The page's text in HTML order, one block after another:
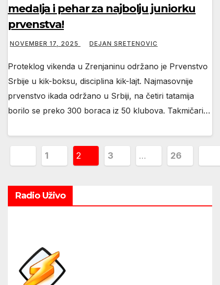
medalja i pehar za najbolju juniorku
prvenstva!
NOVEMBER 17, 2025 DEJAN SRETENOVIC
Proteklog vikenda u Zrenjaninu održano je Prvenstvo
Srbije u kik-boksu, disciplina kik-lajt. Najmasovnije
prvenstvo ikada održano u Srbiji, na četiri tatamija
borilo se preko 300 boraca iz 50 klubova. Takmičari…
Posts
1 2 3 … 26
Radio Uživo